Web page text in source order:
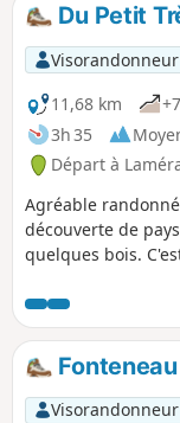
Du Petit
Visorandonneur
11,68 km
3h 35
Départ à
Agréable
découverte de
quelques bois.
beaux exemples
Visorandonneur